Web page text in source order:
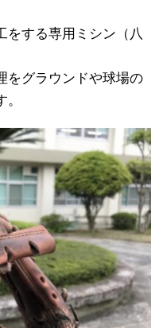
をする専用ミシン（八
をグラウンドや球場の